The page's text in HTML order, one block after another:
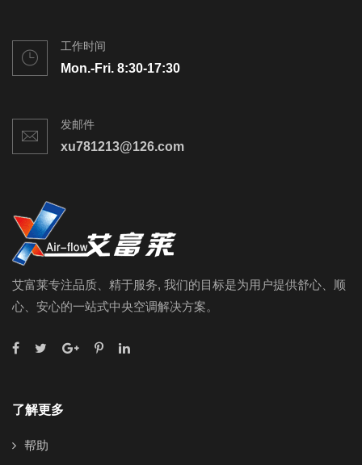
工作时间
Mon.-Fri. 8:30-17:30
发邮件
xu781213@126.com
艾富莱专注品质、精于服务, 我们的目标是为用户提供舒心、顺
心、安心的一站式中央空调解决方案。
了解更多
帮助